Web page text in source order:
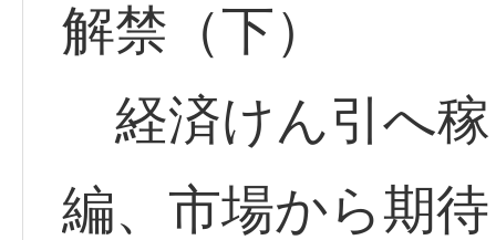
解禁（下）
経済けん引へ
編、市場から期待